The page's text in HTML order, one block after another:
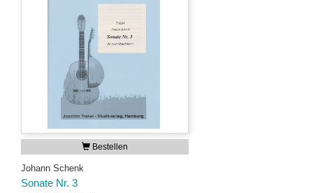
Bestellen
Johann Schenk
Sonate Nr. 3